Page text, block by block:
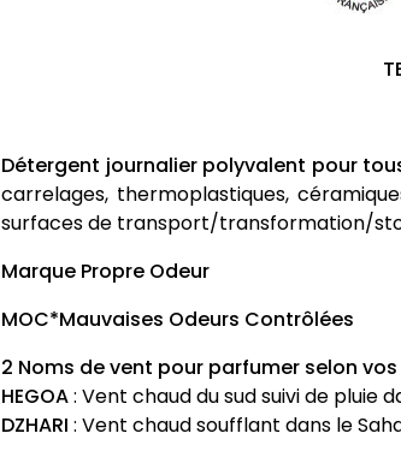
Détergent journalier polyvalent pour
carrelages, thermoplastiques,
surfaces de transport/transformation/
Marque Propre Odeur
MOC*Mauvaises Odeurs Contrôlées
2 Noms de vent pour parfumer selon vos
HEGOA: Vent chaud du sud suivi de pluie
DZHARI : Vent chaud soufflant dans le